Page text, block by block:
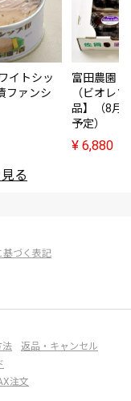
イトシッ
ファンシ
富田農園
（ビオレ
品】（8月
予定）
¥ 6,880
る
基づく表記
法
返品・キャンセル
注文